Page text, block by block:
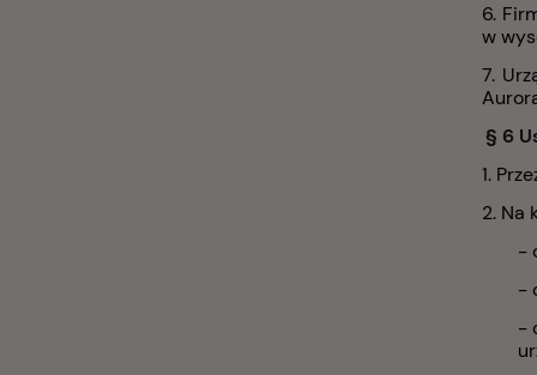
6.
w
7.
§ 6
1.
2. Na
-
-
-